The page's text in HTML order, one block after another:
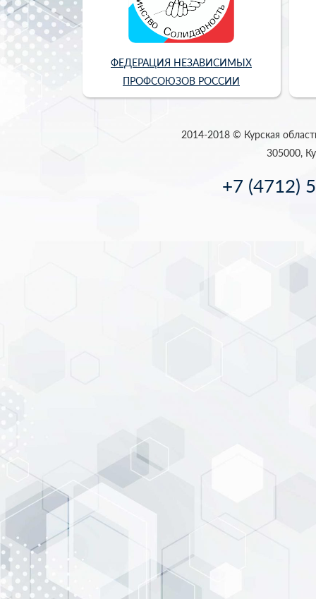
ФЕДЕРАЦИЯ НЕЗАВИСИМЫХ
ПРОФСОЮЗОВ РОССИИ
2014-2018 © Курская
305000,
+7 (4712)